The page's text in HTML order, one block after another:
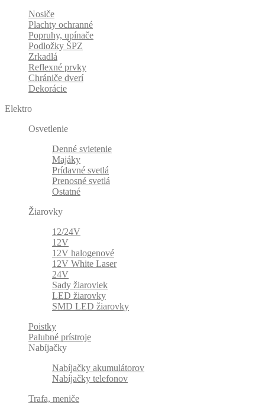
Nosiče
Plachty ochranné
Popruhy, upínače
Podložky ŠPZ
Zrkadlá
Reflexné prvky
Chrániče dverí
Dekorácie
Elektro
Osvetlenie
Denné svietenie
Majáky
Prídavné svetlá
Prenosné svetlá
Ostatné
Žiarovky
12/24V
12V
12V halogenové
12V White Laser
24V
Sady žiaroviek
LED žiarovky
SMD LED žiarovky
Poistky
Palubné prístroje
Nabíjačky
Nabíjačky akumulátorov
Nabíjačky telefonov
Trafa, meniče